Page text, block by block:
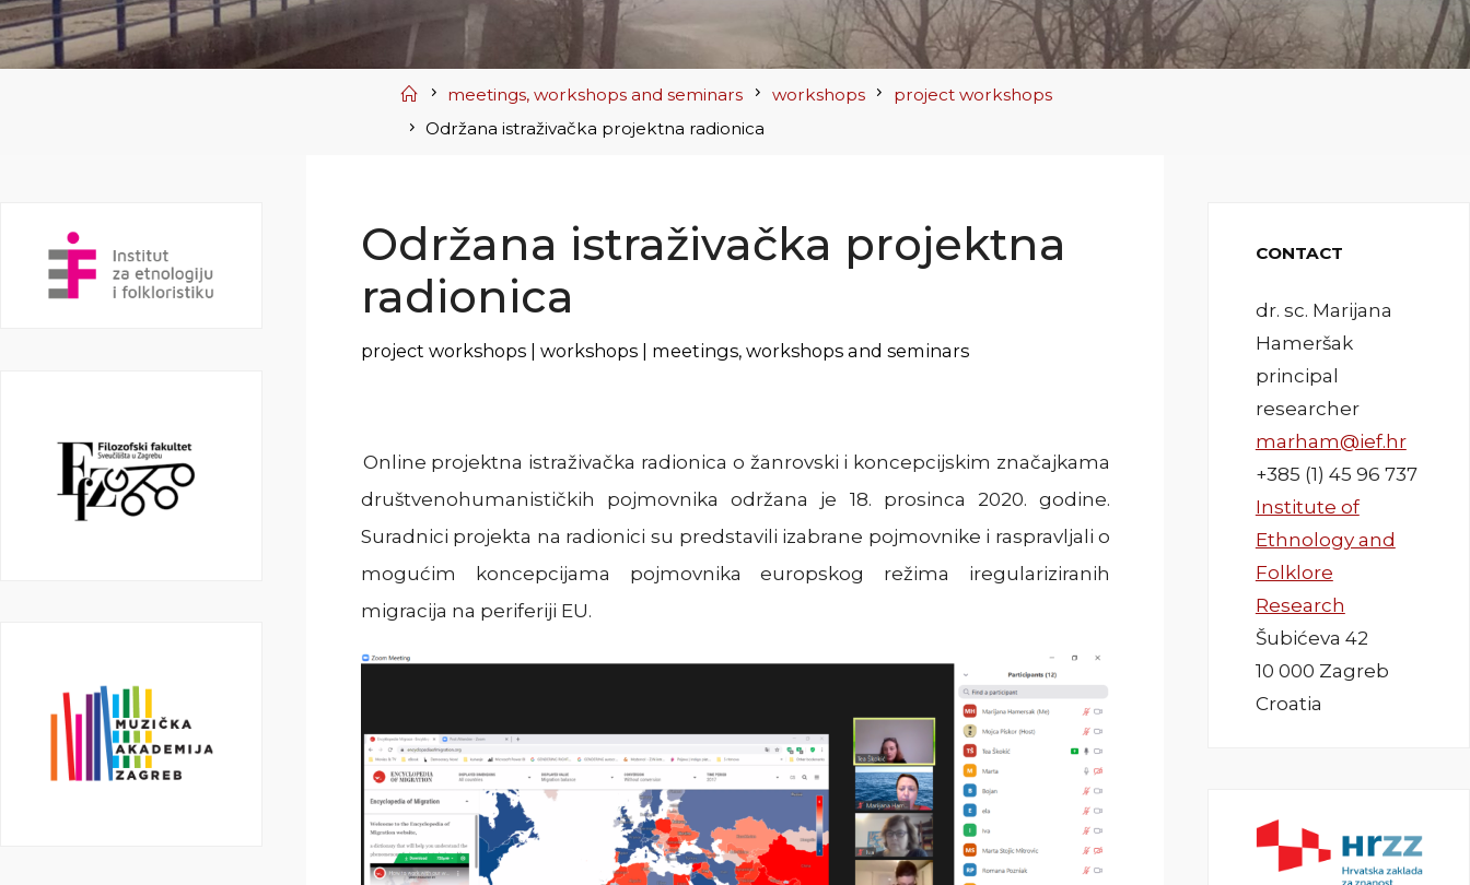
Home
meetings, workshops and seminars workshops
project workshops
Održana istraživačka projektna radionica
Održana istraživačka projektna
radionica
project workshops workshops meetings, workshops and seminars
Online projektna istraživačka radionica o žanrovski i koncepcijskim značajkama
društvenohumanističkih pojmovnika održana je 18. prosinca 2020. godine.
Suradnici projekta na radionici su predstavili izabrane pojmovnike i raspravljali o
mogućim koncepcijama pojmovnika europskog režima iregulariziranih
migracija na periferiji EU.
CONTACT
dr. sc. Marijana
Hameršak
principal
researcher
marham@ief.hr
+385 (1) 45 96 737
Institute of
Ethnology and
Folklore
Research
Šubićeva 42
10 000 Zagreb
Croatia